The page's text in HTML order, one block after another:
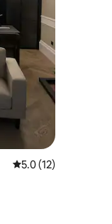
คะแนนเฉลี่ย 5.0 จาก
5.0 (12)